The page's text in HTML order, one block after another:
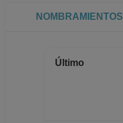
NOMBRAMIENTOS
Último